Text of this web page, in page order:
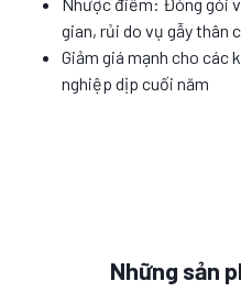
gian, rủi do vụ gẫy thân
Giảm giá mạnh cho các
nghiệp dịp cuối năm
Những sản